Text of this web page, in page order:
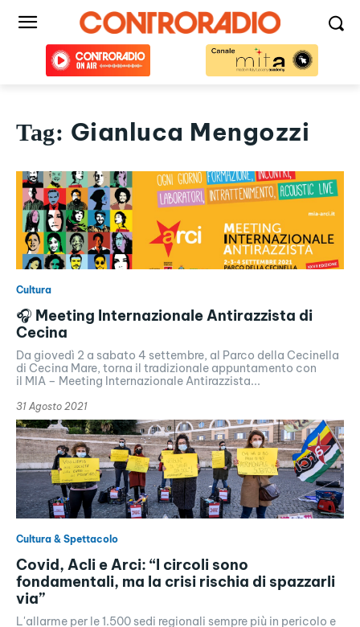
Tag: Gianluca Mengozzi
Cultura
🎧 Meeting Internazionale Antirazzista di
Cecina
Da giovedì 2 a sabato 4 settembre, al Parco della Cecinella
di Cecina Mare, torna il tradizionale appuntamento con
il MIA – Meeting Internazionale Antirazzista...
31 Agosto 2021
Cultura & Spettacolo
Covid, Acli e Arci: “I circoli sono
fondamentali, ma la crisi rischia di spazzarli
via”
L'allarme per le 1.500 sedi regionali sempre più in pericolo e